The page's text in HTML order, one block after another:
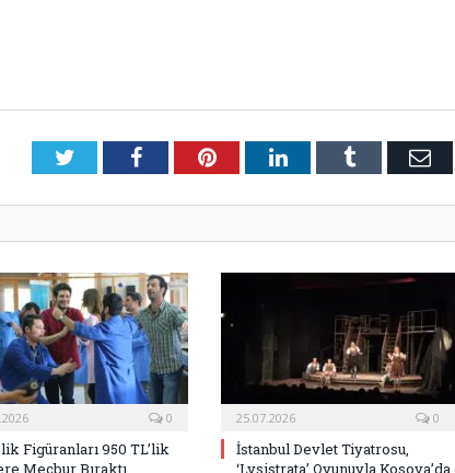
TwitterFacebookPinterestLinkedInTumblr E-
0
Figüranları 950 TL’lik
Mecbur Bıraktı
25.07.2026 0
İstanbul Devlet Tiyatrosu,
‘Lysistrata’ Oyunuyla Kosova’da